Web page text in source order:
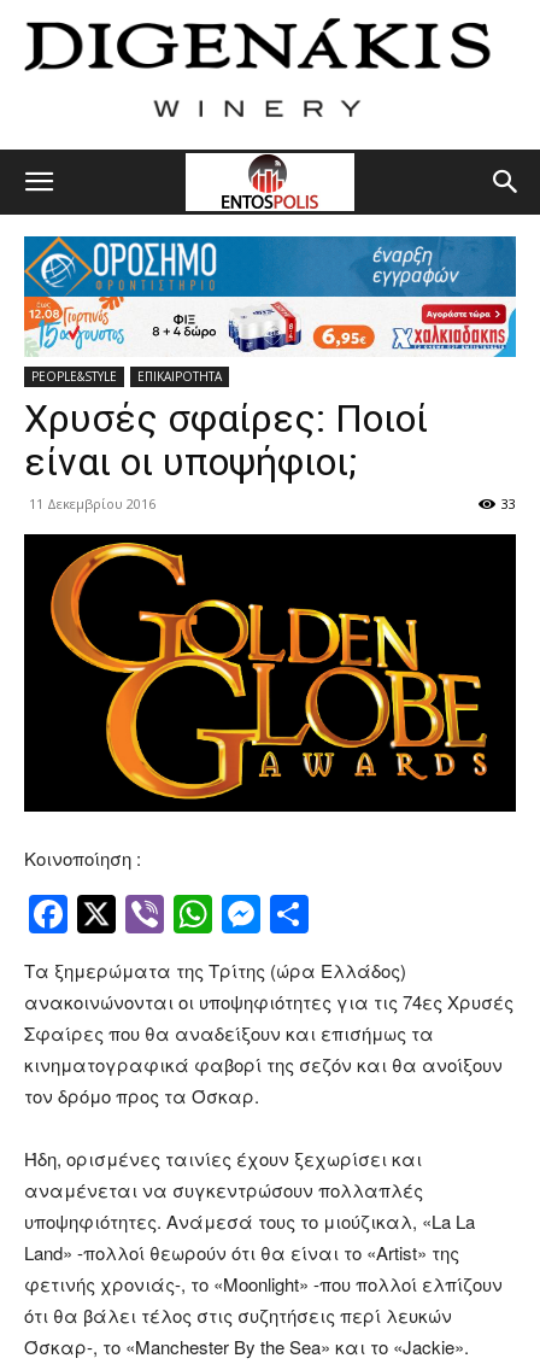
PEOPLE&STYLE ΕΠΙΚΑΙΡΟΤΗΤΑ
Χρυσές σφαίρες: Ποιοί
είναι οι υποψήφιοι;
11 Δεκεμβρίου 2016 33
Κοινοποίηση :
Facebook
Twitter
ViberWhatsApp
Messenger
Τα ξημερώματα της Τρίτης (ώρα Ελλάδος)
ανακοινώνονται οι υποψηφιότητες για τις 74ες Χρυσές
Σφαίρες που θα αναδείξουν και επισήμως τα
κινηματογραφικά φαβορί της σεζόν και θα ανοίξουν
τον δρόμο προς τα Όσκαρ.
Ήδη, ορισμένες ταινίες έχουν ξεχωρίσει και
αναμένεται να συγκεντρώσουν πολλαπλές
υποψηφιότητες. Ανάμεσά τους το μιούζικαλ, «La La
Land» -πολλοί θεωρούν ότι θα είναι το «Artist» της
φετινής χρονιάς-, το «Moonlight» -που πολλοί ελπίζουν
ότι θα βάλει τέλος στις συζητήσεις περί λευκών
Όσκαρ-, το «Manchester By the Sea» και το «Jackie».